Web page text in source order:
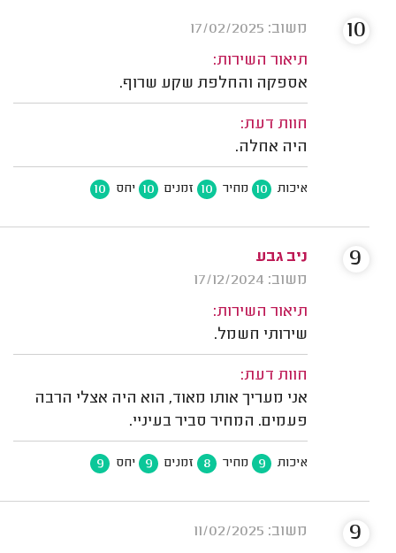
משוב: 17/02/2025
תיאור השירות:
אספקה והחלפת שקע שרוף.
חוות דעת:
היה אחלה.
איכות 10 מחיר 10 זמנים 10 יחס 10
10
ניב גבע
משוב: 17/12/2024
תיאור השירות:
שירותי חשמל.
חוות דעת:
אני מעריך אותו מאוד, הוא היה אצלי הרבה
פעמים. המחיר סביר בעיניי.
איכות 9 מחיר 8 זמנים 9 יחס 9
9
משוב: 11/02/2025
9